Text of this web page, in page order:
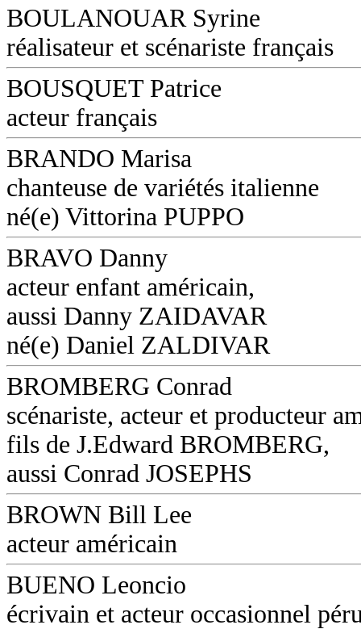
BOULANOUAR Syrine
réalisateur et scénariste français
BOUSQUET Patrice
acteur français
BRANDO Marisa
chanteuse de variétés italienne
né(e) Vittorina PUPPO
BRAVO Danny
acteur enfant américain,
aussi Danny ZAIDAVAR
né(e) Daniel ZALDIVAR
BROMBERG Conrad
scénariste, acteur et producteur
fils de J.Edward BROMBERG,
aussi Conrad JOSEPHS
BROWN Bill Lee
acteur américain
BUENO Leoncio
écrivain et acteur occasionnel